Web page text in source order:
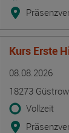
Kurs Erste
08.08.2026
18273 Güstrow
Vollzeit